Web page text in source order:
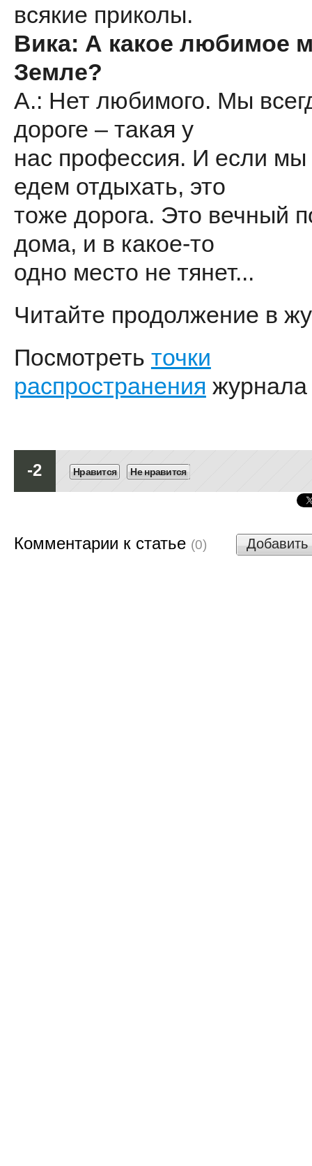
всякие приколы.
Вика: А какое любимое
Земле?
А.: Нет любимого. Мы
дороге – такая у
нас профессия. И если мы
едем отдыхать, это
тоже дорога. Это вечный
дома, и в какое-то
одно место не тянет...
Читайте продолжение в
Посмотреть точки
распространения
-2 Нравится Не нравится
Комментарии к статье (0)